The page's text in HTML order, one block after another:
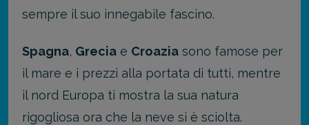
sempre il suo innegabile fascino.
Spagna, Grecia e Croazia sono famose per
il mare e i prezzi alla portata di tutti, mentre
il nord Europa ti mostra la sua natura
rigogliosa ora che la neve si è sciolta.